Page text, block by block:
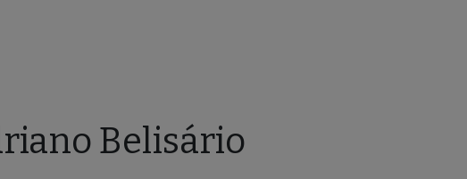
Belisário